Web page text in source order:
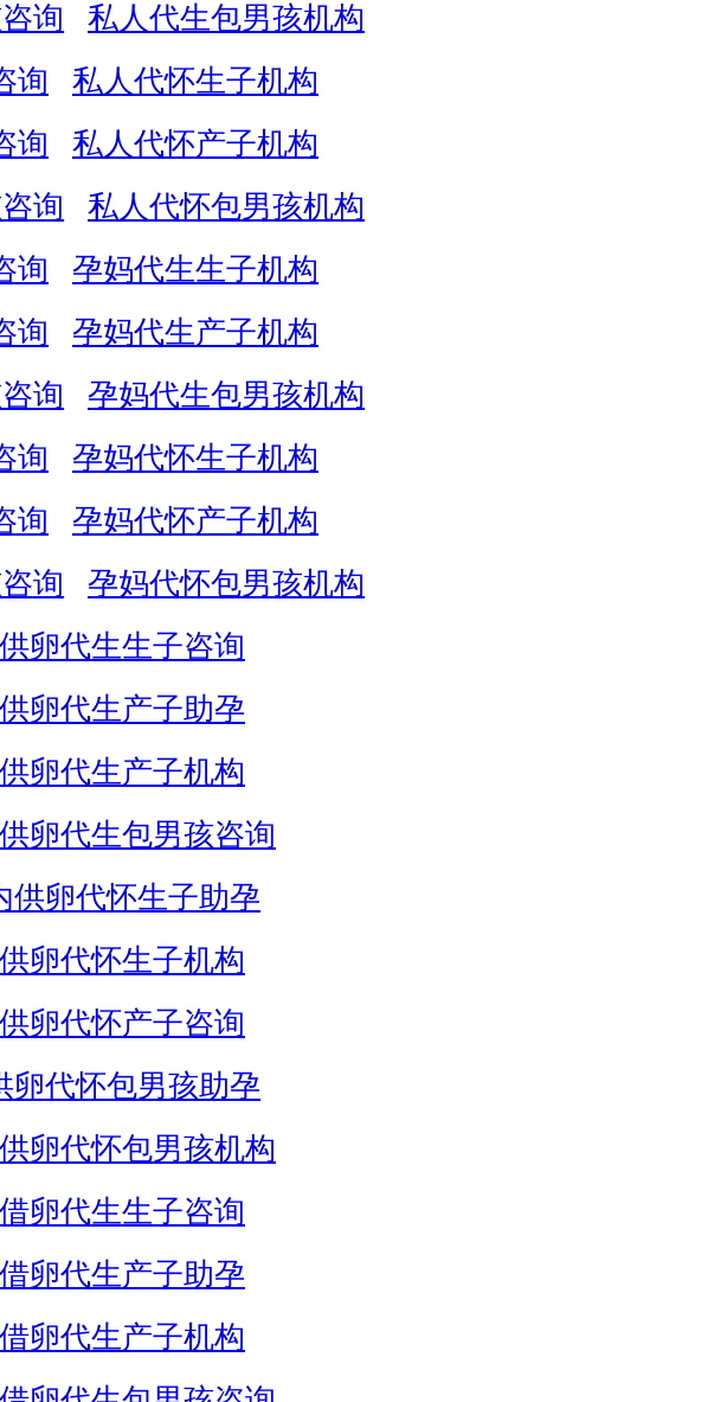
询
私人代生包男孩机构
询
私人代怀生子机构
询
私人代怀产子机构
询
私人代怀包男孩机构
询
孕妈代生生子机构
询
孕妈代生产子机构
询
孕妈代生包男孩机构
询
孕妈代怀生子机构
询
孕妈代怀产子机构
询
孕妈代怀包男孩机构
卵代生生子咨询
卵代生产子助孕
卵代生产子机构
卵代生包男孩咨询
供卵代怀生子助孕
卵代怀生子机构
卵代怀产子咨询
卵代怀包男孩助孕
卵代怀包男孩机构
卵代生生子咨询
卵代生产子助孕
卵代生产子机构